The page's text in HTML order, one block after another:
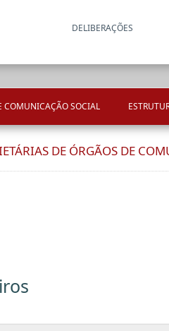
DELIBERAÇÕES
COMUNICAÇÃO SOCIAL
DE ÓRGÃOS DE